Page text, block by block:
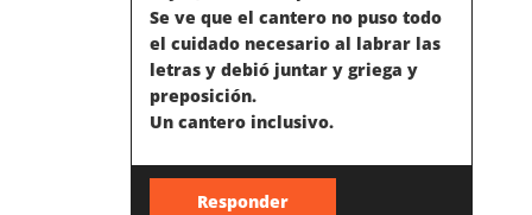
Se ve que el cantero no puso todo
el cuidado necesario al labrar las
letras y debió juntar y griega y
preposición.
Un cantero inclusivo.
Responder